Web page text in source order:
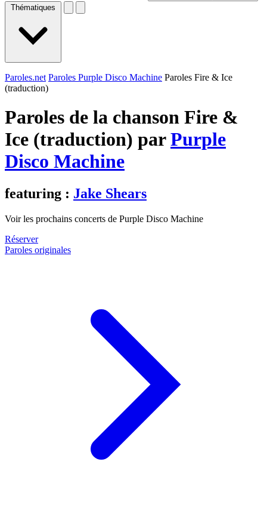
Thématiques
Paroles.net Paroles Purple Disco Machine Paroles Fire & Ice
(traduction)
Paroles de la chanson Fire &
Ice (traduction) parPurple
Disco Machine
featuring : Jake Shears
Voir les prochains concerts de Purple Disco Machine
Réserver
Paroles originales